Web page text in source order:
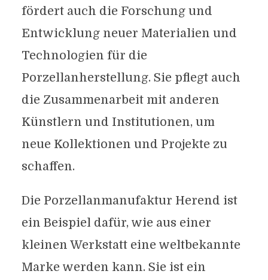
fördert auch die Forschung und
Entwicklung neuer Materialien und
Technologien für die
Porzellanherstellung. Sie pflegt auch
die Zusammenarbeit mit anderen
Künstlern und Institutionen, um
neue Kollektionen und Projekte zu
schaffen.
Die Porzellanmanufaktur Herend ist
ein Beispiel dafür, wie aus einer
kleinen Werkstatt eine weltbekannte
Marke werden kann. Sie ist ein